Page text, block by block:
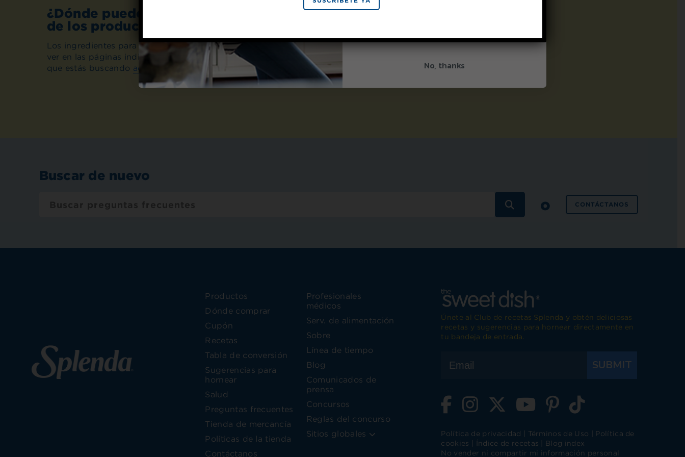
¿Dónde puedo encontrar los ingredientes
de los productos de la marca SPLENDA®?
Los ingredientes para cada uno de nuestros productos se pueden
ver en las páginas individuales del producto. Encuentra el producto
que estás buscando aquí
Buscar de nuevo
BUSCAR
PREGUNTAS
o CONTÁCTANOS
Productos
Dónde comprar
Cupón
Recetas
Tabla de conversión
Sugerencias para
hornear
Salud
Preguntas frecuentes
Tienda de mercancía
Políticas de la tienda
Contáctanos
Profesionales
médicos
Serv. de alimentación
Sobre
Línea de tiempo
Blog
Comunicados de
prensa
Concursos
Reglas del concurso
Sitios globales
Únete al Club de recetas Splenda y obtén deliciosas
recetas y sugerencias para hornear directamente en
tu bandeja de entrada.
SUBMIT
Visita Splenda en Facebook
Visita Splenda en Instagram
Visita Splenda en Twitter
Visita Splenda en YouTube
Visita Splenda en Pinterest
Política de privacidad Términos de Uso
Política de
cookies
Índice de recetas
Blog index
No vender ni compartir mi información personal
No, thanks